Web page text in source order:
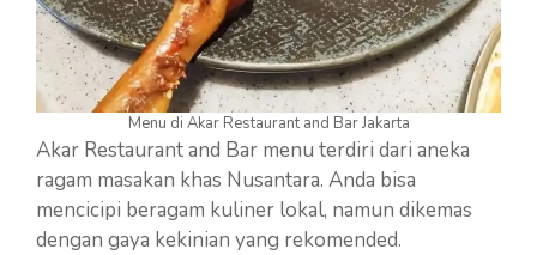
Menu di Akar Restaurant and Bar Jakarta
Akar Restaurant and Bar menu terdiri dari aneka
ragam masakan khas Nusantara. Anda bisa
mencicipi beragam kuliner lokal, namun dikemas
dengan gaya kekinian yang rekomended.